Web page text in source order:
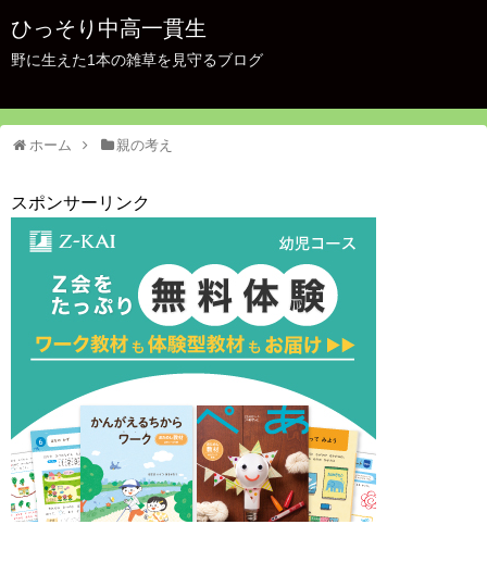
ひっそり中高一貫生
野に生えた1本の雑草を見守るブログ
ホーム 親の考え
スポンサーリンク